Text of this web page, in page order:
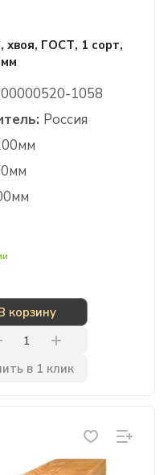
хвоя, ГОСТ, 1 сорт,
1058
Россия
корзину
в 1 клик